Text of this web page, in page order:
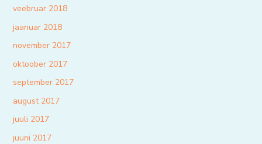
veebruar 2018
jaanuar 2018
november 2017
oktoober 2017
september 2017
august 2017
juuli 2017
juuni 2017